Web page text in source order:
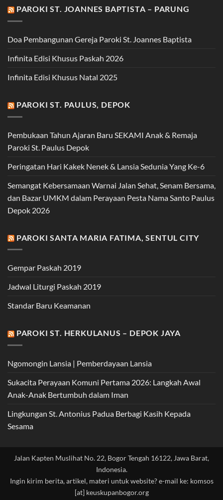
PAROKI ST. JOANNES BAPTISTA – PARUNG
Doa Pembangunan Gereja Paroki St. Joannes Baptista
Infinita Edisi Khusus Paskah 2026
Infinita Edisi Khusus Natal 2025
PAROKI ST. PAULUS, DEPOK
Pembukaan Tahun Ajaran Baru SEKAMI Anak & Remaja
Paroki St. Paulus Depok
Peringatan Hari Kakek Nenek & Lansia Sedunia Yang Ke-6
Semangat Kebersamaan Warnai Jalan Sehat, Senam Bersama,
dan Bazar UMKM dalam Perayaan Pesta Nama Santo Paulus
Depok 2026
PAROKI SANTA MARIA FATIMA, SENTUL CITY
Gempar Paskah 2019
Jadwal Liturgi Paskah 2019
Standar Baru Keamanan
PAROKI ST. HERKULANUS – DEPOK JAYA
Ngomongin Lansia | Pemberdayaan Lansia
Sukacita Perayaan Komuni Pertama 2026: Langkah Awal
Anak-Anak Bertumbuh dalam Iman
Lingkungan St. Antonius Padua Berbagi Kasih Kepada
Sesama
Jalan Kapten Muslihat No. 22, Bogor Tengah 16122, Jawa Barat,
Indonesia.
Ingin kirim berita, artikel, materi untuk website? e-mail ke: komsos
[at] keuskupanbogor.org